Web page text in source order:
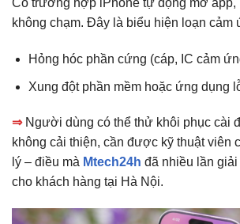
Có trường hợp iPhone tự động mở app,
không chạm. Đây là biểu hiện loạn cảm
Hỏng hóc phần cứng (cáp, IC cảm
Xung đột phần mềm hoặc ứng dụng
⇒Người dùng có thể thử khôi phục cài
không cải thiện, cần được kỹ thuật viên
lý – điều mà Mtech24h đã nhiều lần
cho khách hàng tại Hà Nội.